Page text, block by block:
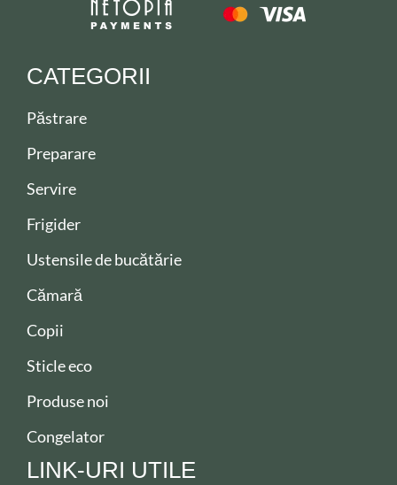
CATEGORII
Păstrare
Preparare
Servire
Frigider
Ustensile de bucătărie
Cămară
Copii
Sticle eco
Produse noi
Congelator
LINK-URI UTILE